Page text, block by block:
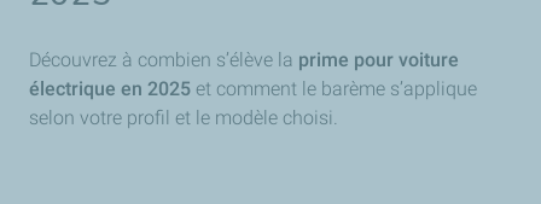
Découvrez à combien s’élève la prime pour voiture
électrique en 2025 et comment le barème s’applique
selon votre profil et le modèle choisi.